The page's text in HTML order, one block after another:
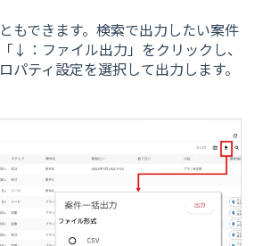
もできます。検索で出力したい案件
↓：ファイル出力」をクリックし、
パティ設定を選択して出力します。